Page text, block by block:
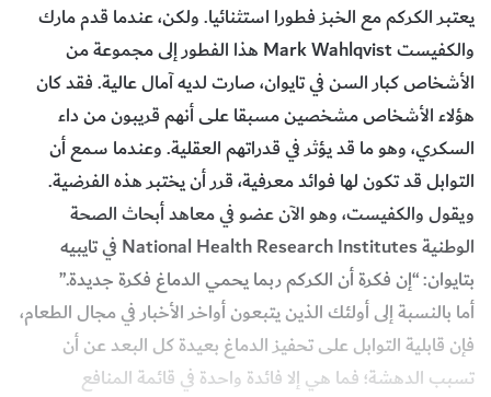
يعتبر الكركم مع الخبز فطورا استثنائيا. ولكن، عندما قدم مارك
والكفيست Mark Wahlqvist هذا الفطور إلى مجموعة من
الأشخاص كبار السن في تايوان، صارت لديه آمال عالية. فقد كان
هؤلاء الأشخاص مشخصين مسبقا على أنهم قريبون من داء
السكري، وهو ما قد يؤثر في قدراتهم العقلية. وعندما سمع أن
التوابل قد تكون لها فوائد معرفية، قرر أن يختبر هذه الفرضية.
ويقول والكفيست، وهو الآن عضو في معاهد أبحاث الصحة
الوطنية National Health Research Institutes في تايبيه
بتايوان: “إن فكرة أن الكركم ربما يحمي الدماغ فكرة جديدة.”
أما بالنسبة إلى أولئك الذين يتبعون أواخر الأخبار في مجال الطعام،
فإن قابلية التوابل على تحفيز الدماغ بعيدة كل البعد عن أن
تسبب الدهشة؛ فما هي إلا فائدة واحدة في قائمة المنافع